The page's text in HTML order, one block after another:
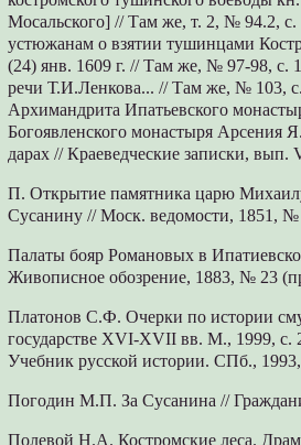
Мосальского] // Там же, т. 2, № 94.2,
устюжанам о взятии тушинцами
(24) янв. 1609 г. // Там же, № 97-98, с.
речи Т.И.Ленкова... // Там же, № 103,
Архимандрита Ипатьевского
Богоявленского монастыря Арсения
дарах // Краеведческие записки, вып.
П. Открытие памятника царю
Сусанину // Моск. ведомости, 1851, №
Палаты бояр Романовых в
Живописное обозрение, 1883, № 23
Платонов С.Ф. Очерки по истории
государстве XVI-XVII вв. М., 1999, с.
Учебник русской истории. СПб.,
Погодин М.П. За Сусанина //
Полевой Н.А. Костромские леса.